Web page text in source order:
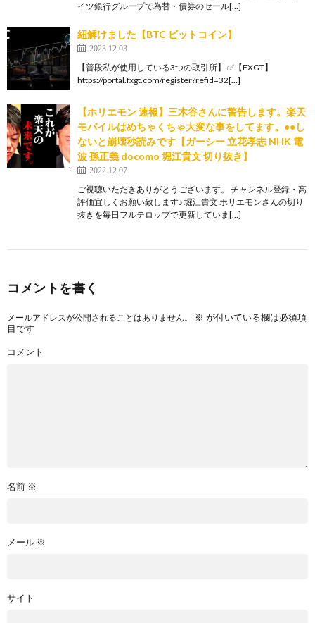
イツ銀行グループで為替・債券のセール[…]
紐解けました【BTC ビットコイン】
2023.12.03
【普段私が使用している3つの取引所】 ✅【FXGT】
https://portal.fxgt.com/register?refid=32[…]
【ホリエモン 速報】三木谷さんに警告します。楽天
モバイルはめちゃくちゃ大変な事をしてます。●●し
ないと崩壊秒読みです【ガーシー 立花孝志 NHK 電
波 孫正義 docomo 堀江貴文 切り抜き】
2022.12.07
ご視聴いただきありがとうございます。 チャンネル登録・高
評価宜しくお願い致します♪ 堀江貴文 ホリエモンさんの切り
抜きを毎日フルテロップで更新していま[…]
コメントを書く
メールアドレスが公開されることはありません。 ※ が付いている欄は必須項
目です
コメント
名前 ※
メール ※
サイト